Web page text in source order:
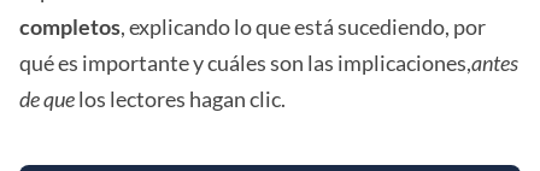
completos, explicando lo que está sucediendo, por
qué es importante y cuáles son las implicaciones,antes
de quelos lectores hagan clic.